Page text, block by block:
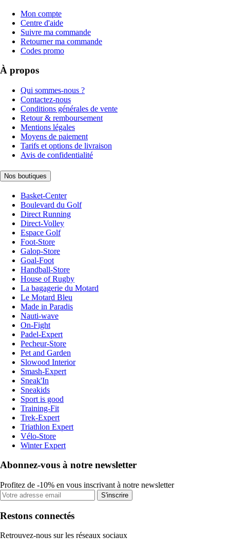
Mon compte
Centre d'aide
Suivre ma commande
Retourner ma commande
Codes promo
À propos
Qui sommes-nous ?
Contactez-nous
Conditions générales de vente
Retour & remboursement
Mentions légales
Moyens de paiement
Tarifs et options de livraison
Avis de confidentialité
Nos boutiques
Basket-Center
Boulevard du Golf
Direct Running
Direct-Volley
Espace Golf
Foot-Store
Galop-Store
Goal-Foot
Handball-Store
House of Rugby
La bagagerie du Motard
Le Motard Bleu
Made in Paradis
Nauti-wave
On-Fight
Padel-Expert
Pecheur-Store
Pet and Garden
Slowood Interior
Smash-Expert
Sneak'In
Sneakids
Sport is good
Training-Fit
Trek-Expert
Triathlon Expert
Vélo-Store
Winter Expert
Abonnez-vous à notre newsletter
Profitez de -10% en vous inscrivant à notre newsletter
S'inscrire
Restons connectés
Retrouvez-nous sur les réseaux sociaux